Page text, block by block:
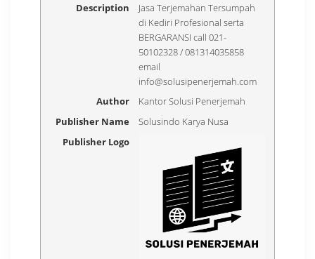
Description
Jasa Terjemahan Tersumpah
di Kediri Profesional serta
BERGARANSI call 021-
50102328 / 081314035858
email
info@solusipenerjemah.com
Author
Kantor Solusi Penerjemah
Publisher Name
Solusindo Karya Nusa
Publisher Logo